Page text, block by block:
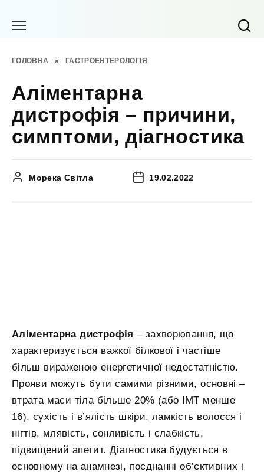
ГОЛОВНА » ГАСТРОЕНТЕРОЛОГІЯ
Аліментарна
дистрофія – причини,
симптоми, діагностика
Морека Світла 19.02.2022
Аліментарна дистрофія – захворювання, що
характеризується важкої білкової і частіше
більш вираженою енергетичної недостатністю.
Прояви можуть бути самими різними, основні –
втрата маси тіла більше 20% (або ІМТ менше
16), сухість і в’ялість шкіри, ламкість волосся і
нігтів, млявість, сонливість і слабкість,
підвищений апетит. Діагностика будується в
основному на анамнезі, поєднанні об’єктивних і